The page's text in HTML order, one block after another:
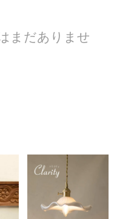
まだありませ